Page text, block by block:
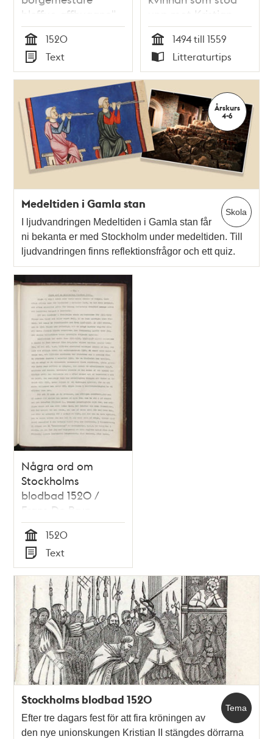
bleffuo affhuggne" -
Stockholms
blodbad enligt
Olaus Petri
Tid
1520
Typ
Text
upp mot Kristian
Tyrann / Marie-
Louise Flemberg
Tid
1494 till 1559
Typ
Litteraturtips
Årskurs
4-6
Skola
Medeltiden i Gamla stan
I ljudvandringen Medeltiden i Gamla stan får
ni bekanta er med Stockholm under medeltiden. Till
ljudvandringen finns reflektionsfrågor och ett quiz.
Några ord om
Stockholms
blodbad 1520 /
Frans De Brun
Tid
1520
Typ
Text
Tema
Stockholms blodbad 1520
Efter tre dagars fest för att fira kröningen av
den nye unionskungen Kristian II stängdes dörrarna